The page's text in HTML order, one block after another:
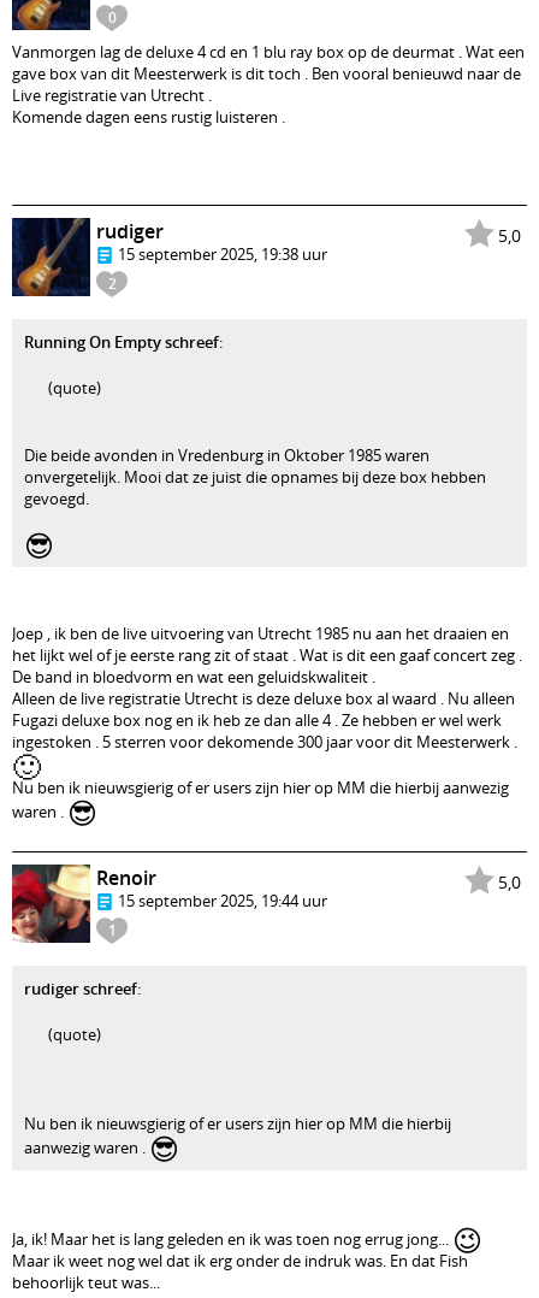
0
Vanmorgen lag de deluxe 4 cd en 1 blu ray box op de deurmat . Wat een
gave box van dit Meesterwerk is dit toch . Ben vooral benieuwd naar de
Live registratie van Utrecht .
Komende dagen eens rustig luisteren .
5,0
2
rudiger
15 september 2025, 19:38 uur
Running On Empty schreef:
(quote)
Die beide avonden in Vredenburg in Oktober 1985 waren
onvergetelijk. Mooi dat ze juist die opnames bij deze box hebben
gevoegd.
😎
Joep , ik ben de live uitvoering van Utrecht 1985 nu aan het draaien en
het lijkt wel of je eerste rang zit of staat . Wat is dit een gaaf concert zeg .
De band in bloedvorm en wat een geluidskwaliteit .
Alleen de live registratie Utrecht is deze deluxe box al waard . Nu alleen
Fugazi deluxe box nog en ik heb ze dan alle 4 . Ze hebben er wel werk
ingestoken . 5 sterren voor dekomende 300 jaar voor dit Meesterwerk .
🙂
Nu ben ik nieuwsgierig of er users zijn hier op MM die hierbij aanwezig
waren . 😎
5,0
1
Renoir
15 september 2025, 19:44 uur
rudiger schreef:
(quote)
Nu ben ik nieuwsgierig of er users zijn hier op MM die hierbij
aanwezig waren . 😎
Ja, ik! Maar het is lang geleden en ik was toen nog errug jong... 😉
Maar ik weet nog wel dat ik erg onder de indruk was. En dat Fish
behoorlijk teut was...